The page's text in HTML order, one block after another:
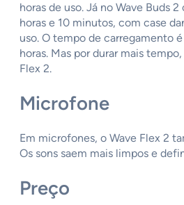
horas de uso. Já no Wave Buds
horas e 10 minutos, com case
uso. O tempo de carregamento
horas. Mas por durar mais
Flex 2.
Microfone
Em microfones, o Wave Flex 2
Os sons saem mais limpos e
Preço